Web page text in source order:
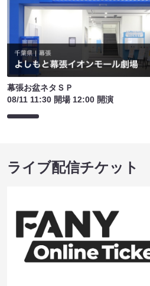
幕張お盆ネタＳＰ
08/11 11:30 開場 12:00 開演
ライブ配信チケット